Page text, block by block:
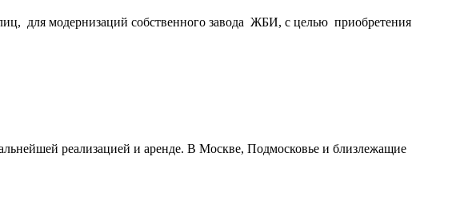
для модернизаций собственного завода ЖБИ, с целью приобретения
реализацией и аренде. В Москве, Подмосковье и близлежащие